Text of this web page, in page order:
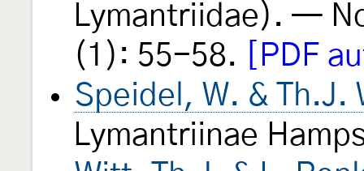
Lymantriidae). —
(1): 55-58.
[PDF
Speidel, W. & Th.J.
Lymantriinae